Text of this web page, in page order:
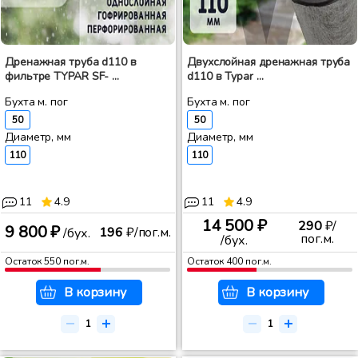
Дренажная труба d110 в
фильтре TYPAR SF- ...
Бухта м. пог
50
Диаметр, мм
110
11 4.9
9 800 ₽/бух. 196 ₽/пог.м.
Остаток550пог.м.
В корзину
Двухслойная дренажная труба
d110 в Typar ...
Бухта м. пог
50
Диаметр, мм
110
11 4.9
14 500 ₽
/бух.
290₽/
пог.м.
Остаток 400пог.м.
В корзину